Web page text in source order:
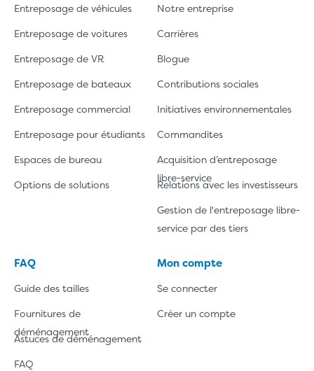
Entreposage de véhicules
Entreposage de voitures
Entreposage de VR
Entreposage de bateaux
Entreposage commercial
Entreposage pour étudiants
Espaces de bureau
Options de solutions
Notre entreprise
Carrières
Blogue
Contributions sociales
Initiatives environnementales
Commandites
Acquisition d’entreposage
libre-service
Relations avec les investisseurs
Gestion de l'entreposage libre-
service par des tiers
FAQ
Guide des tailles
Fournitures de
déménagement
Astuces de déménagement
FAQ
Mon compte
Se connecter
Créer un compte